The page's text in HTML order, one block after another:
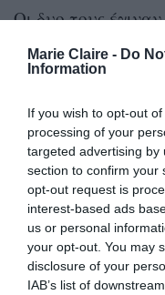
Marie Claire - Do
Information
If you wish to opt-out
processing of your
targeted advertising by
section to confirm your
opt-out request is
interest-based ads
us or personal
your opt-out. You may
disclosure of your
IAB’s list of
Οι δυο τους
ταινίας «
Οκτώβριοτου
είναι ότι δεν
ώστε να μπορείς
σε ένα πλαίσιο.
πάνε».
Το ζευγάρι χώρισε
Τρεις μήνες